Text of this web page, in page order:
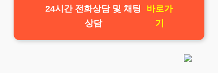
24시간 전화상담 및 채팅
상담
바로가
기